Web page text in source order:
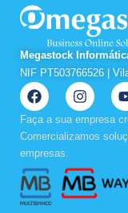
Megastock
NIF PT503766526 |
F
a
c
e
o
o
k
I
n
s
t
r
a
m
t
u
Faça a sua empresa
Comercializamos
empresas.